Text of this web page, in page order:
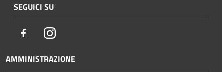
SEGUICI SU
FacebookInstagram
AMMINISTRAZIONE